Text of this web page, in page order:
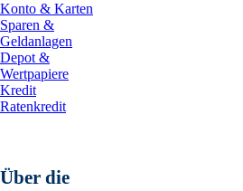
Konto & Karten
Sparen &
Geldanlagen
Depot &
Wertpapiere
Kredit
Ratenkredit
Über die